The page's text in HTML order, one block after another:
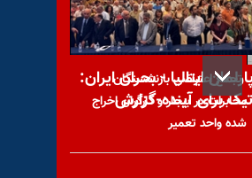
تجمع اعتراضی بازنشستگان
مخابرات در بیجار و کارگران اخراج
شده واحد تعمیر
ایتالیا - بحران ایران:
برای آینده-گزارش